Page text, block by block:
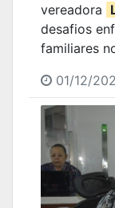
vereadora
desafios
familiares
01/12/